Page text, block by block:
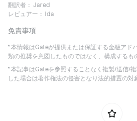
翻訳者： Jared
レビュアー： Ida
免責事項
* 本情報はGateが提供または保証する金融アド
類の推奨を意図したものではなく、構成するも
* 本記事はGateを参照することなく複製/送信/
した場合は著作権法の侵害となり法的措置の対